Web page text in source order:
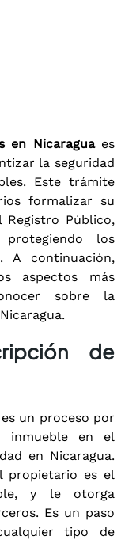
en Nicaraguaes
la seguridad
Este trámite
formalizar su
Público,
los
A continuación,
aspectos más
sobre la
de
un proceso por
inmueble en el
en Nicaragua.
propietario es el
y le otorga
Es un paso
tipo de